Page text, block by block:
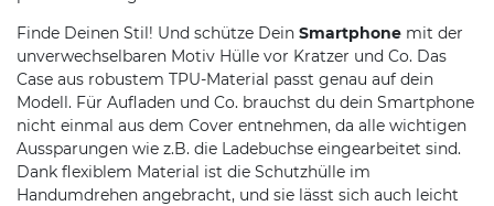
Finde Deinen Stil! Und schütze Dein Smartphone mit der
unverwechselbaren Motiv Hülle vor Kratzer und Co. Das
Case aus robustem TPU-Material passt genau auf dein
Modell. Für Aufladen und Co. brauchst du dein Smartphone
nicht einmal aus dem Cover entnehmen, da alle wichtigen
Aussparungen wie z.B. die Ladebuchse eingearbeitet sind.
Dank flexiblem Material ist die Schutzhülle im
Handumdrehen angebracht, und sie lässt sich auch leicht